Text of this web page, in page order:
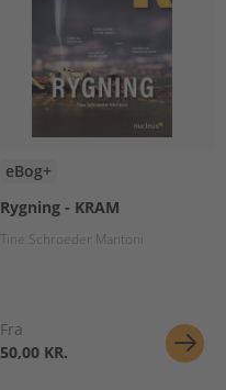
eBog+
Rygning - KRAM
Tine Schroeder Mantoni
Fra
50,00 KR.